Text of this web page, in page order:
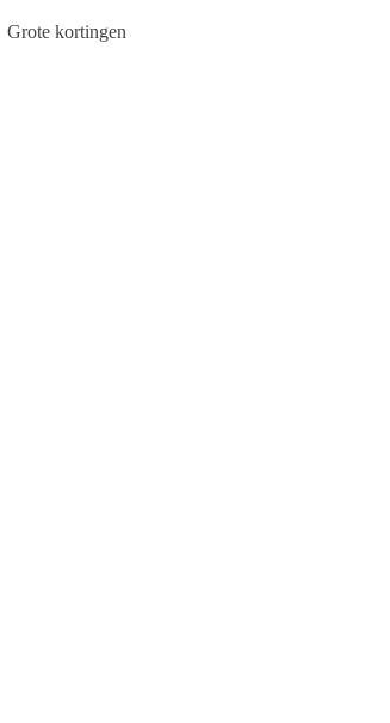
Grote kortingen